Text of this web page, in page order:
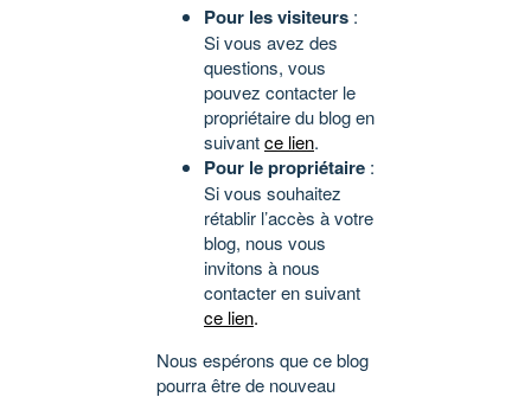
Pour les visiteurs :
Si vous avez des
questions, vous
pouvez contacter le
propriétaire du blog en
suivantce lien.
Pour le propriétaire :
Si vous souhaitez
rétablir l’accès à votre
blog, nous vous
invitons à nous
contacter en suivant
ce lien.
Nous espérons que ce blog
pourra être de nouveau